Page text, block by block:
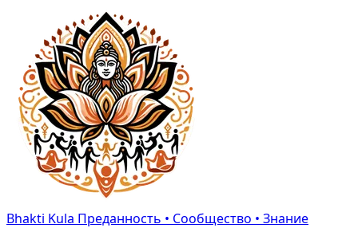
Bhakti Kula Преданность • Сообщество • Знание